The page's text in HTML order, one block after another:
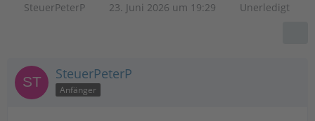
SteuerPeterP 23. Juni 2026 um 19:29 Unerledigt
SteuerPeterP
Anfänger